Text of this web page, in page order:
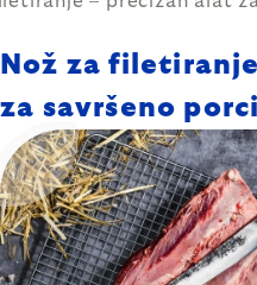
Nož za
za savršeno